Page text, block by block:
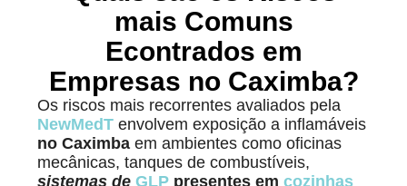
mais Comuns
Econtrados em
Empresas no Caximba?
Os riscos mais recorrentes avaliados pela
NewMedT envolvem exposição a inflamáveis
no Caximba em ambientes como oficinas
mecânicas, tanques de combustíveis,
sistemas de GLP presentes emcozinhas